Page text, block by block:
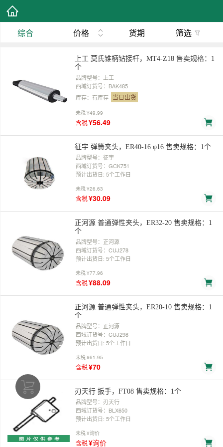
综合 价格 货期 筛选
上工 莫氏锥柄钻接杆，MT4-Z18 售卖规格：1
个
品牌型号：上工
西域订货号：BAK485
库存：有库存 当日出货
未税¥49.99
含税¥56.49
征宇 弹簧夹头，ER40-16 φ16 售卖规格：1个
品牌型号：征宇
西域订货号：GCK751
预计出货日: 5个工作日
未税¥26.63
含税¥30.09
正河源 普通弹性夹头，ER32-20 售卖规格：1
个
品牌型号：正河源
西域订货号：CUJ278
预计出货日: 5个工作日
未税¥77.96
含税¥88.09
正河源 普通弹性夹头，ER20-10 售卖规格：1
个
品牌型号：正河源
西域订货号：CUJ298
预计出货日: 5个工作日
未税¥61.95
含税¥70
刃天行 扳手，FT08 售卖规格：1个
品牌型号：刃天行
西域订货号：BLX650
预计出货日: 5个工作日
未税¥询价
含税¥询价